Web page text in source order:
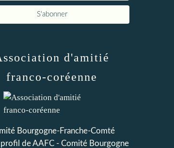
d'amitié
franco-coréenne
Bourgogne-Franche-Comté
deAAFC - Comité Bourgogne